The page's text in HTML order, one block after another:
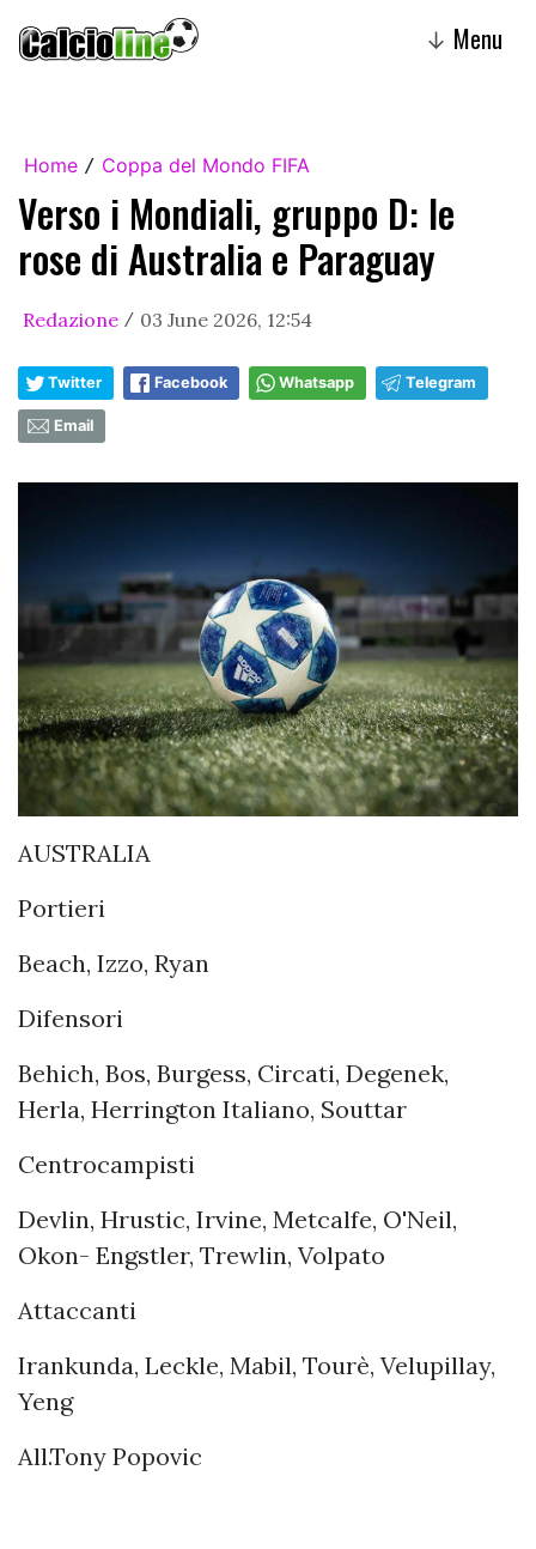
↓ Menu
Home / Coppa del Mondo FIFA
Verso i Mondiali, gruppo D: le
rose di Australia e Paraguay
Redazione / 03 June 2026, 12:54
Twitter Facebook Whatsapp Telegram
Email
AUSTRALIA
Portieri
Beach, Izzo, Ryan
Difensori
Behich, Bos, Burgess, Circati, Degenek,
Herla, Herrington Italiano, Souttar
Centrocampisti
Devlin, Hrustic, Irvine, Metcalfe, O'Neil,
Okon- Engstler, Trewlin, Volpato
Attaccanti
Irankunda, Leckle, Mabil, Tourè, Velupillay,
Yeng
All.Tony Popovic